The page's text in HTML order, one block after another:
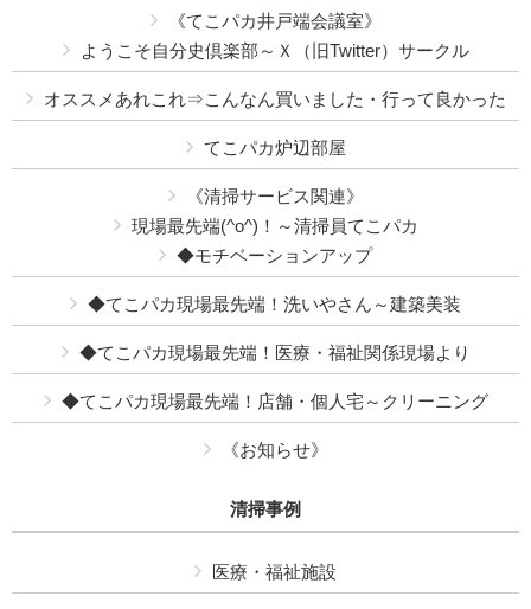
《てこパカ井戸端会議室》
ようこそ自分史倶楽部～Ｘ（旧Twitter）サークル
オススメあれこれ⇒こんなん買いました・行って良かった
てこパカ炉辺部屋
《清掃サービス関連》
現場最先端(^o^)！～清掃員てこパカ
◆モチベーションアップ
◆てこパカ現場最先端！洗いやさん～建築美装
◆てこパカ現場最先端！医療・福祉関係現場より
◆てこパカ現場最先端！店舗・個人宅～クリーニング
《お知らせ》
清掃事例
医療・福祉施設